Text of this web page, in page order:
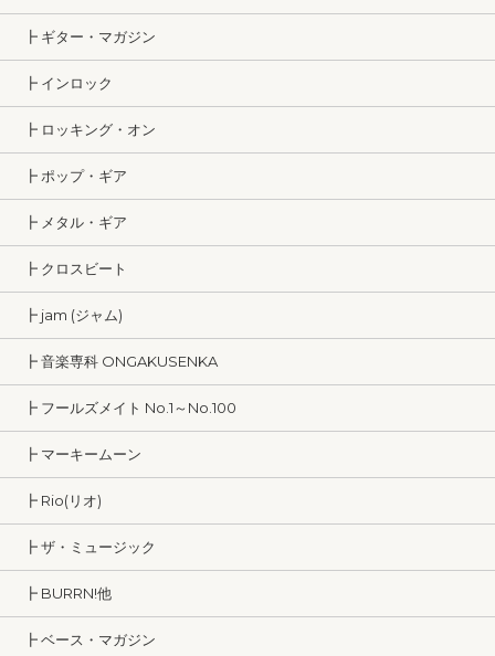
┣ ギター・マガジン
┣ インロック
┣ ロッキング・オン
┣ ポップ・ギア
┣ メタル・ギア
┣ クロスビート
┣ jam (ジャム)
┣ 音楽専科 ONGAKUSENKA
┣ フールズメイト No.1～No.100
┣ マーキームーン
┣ Rio(リオ)
┣ ザ・ミュージック
┣ BURRN!他
┣ ベース・マガジン